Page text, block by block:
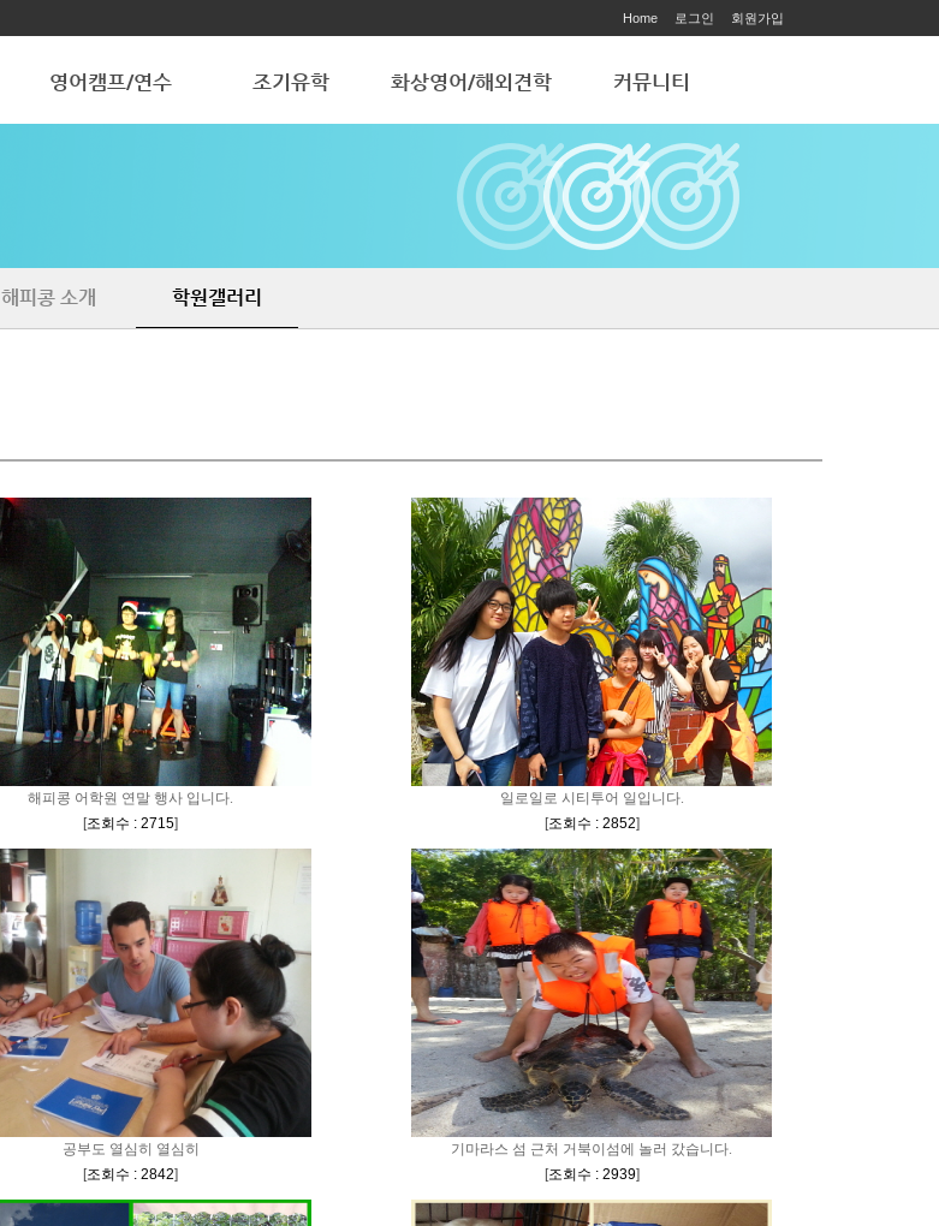
Home 로그인 회원가입
영어캠프/연수 조기유학 화상영어/해외견학
해외 학습견학
커뮤니티
공지사항
ART ACADEMY
해피콩 소개 학원갤러리
해피콩 어학원 연말 행사 입니다.
[조회수 : 2715]
일로일로 시티투어 일입니다.
[조회수 : 2852]
공부도 열심히 열심히
[조회수 : 2842]
기마라스 섬 근처 거북이섬에 놀러 갔습니다.
[조회수 : 2939]